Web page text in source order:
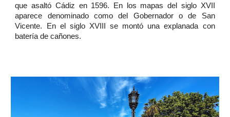
que asaltó Cádiz en 1596. En los mapas del siglo XVII
aparece denominado como del Gobernador o de San
Vicente. En el siglo XVIII se montó una explanada con
batería de cañones.